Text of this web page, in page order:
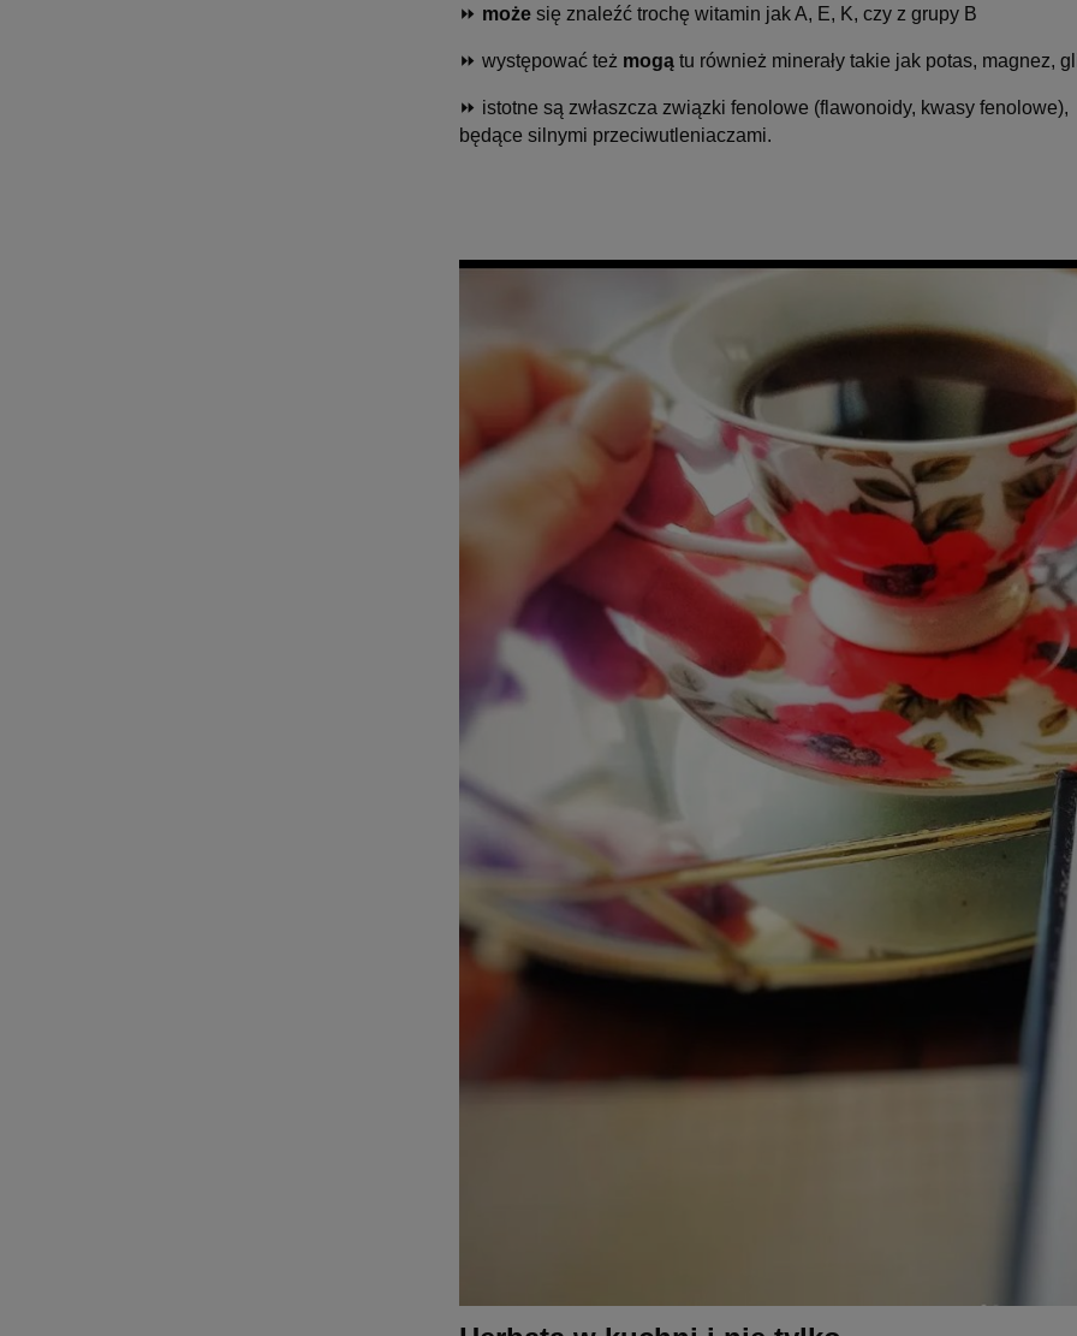
⏩ może się znaleźć trochę witamin jak A, E, K, czy z grupy B
⏩ występować też mogą tu również minerały takie jak potas, magnez,
⏩ istotne są zwłaszcza związki fenolowe (flawonoidy, kwasy
będące silnymi przeciwutleniaczami.